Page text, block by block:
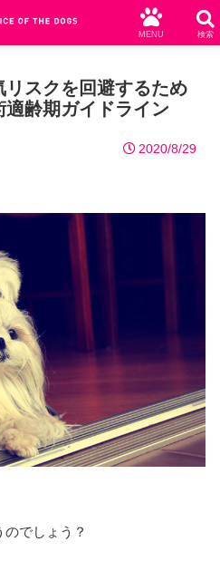
リスクを回避するため
齢期ガイドライン
2020/8/29
でしょう？
MENU 検索